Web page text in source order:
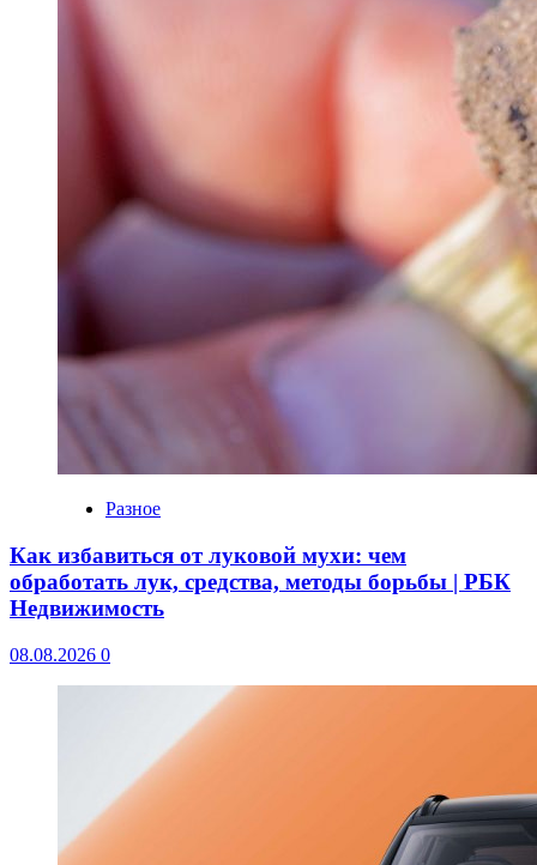
Разное
Как избавиться от луковой мухи: чем
обработать лук, средства, методы борьбы | РБК
Недвижимость
08.08.2026 0